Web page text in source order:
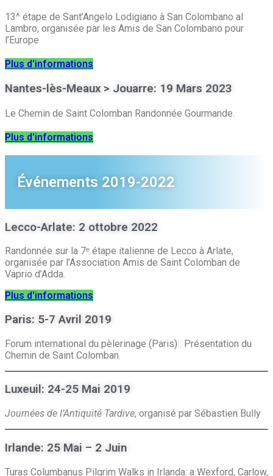
13^ étape de Sant’Angelo Lodigiano à San Colombano al
Lambro, organisée par les Amis de San Colombano pour
l’Europe
Plus d'informations
Nantes-lès-Meaux > Jouarre: 19 Mars 2023
Le Chemin de Saint Colomban Randonnée Gourmande.
Plus d'informations
Événements 2019-2022
Lecco-Arlate: 2 ottobre 2022
Randonnée sur la 7ᵉ étape italienne de Lecco à Arlate,
organisée par l’Association Amis de Saint Colomban de
Vaprio d’Adda.
Plus d'informations
Paris: 5-7 Avril 2019
Forum international du pèlerinage (Paris) : Présentation du
Chemin de Saint Colomban.
Luxeuil: 24-25 Mai 2019
Journées de l’Antiquité Tardive, organisé par Sébastien Bully
Irlande: 25 Mai – 2 Juin
Turas Columbanus Pilgrim Walks in Irlanda: a Wexford, Carlow,